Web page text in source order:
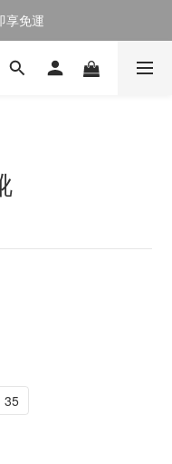
物金
享免運
金
35